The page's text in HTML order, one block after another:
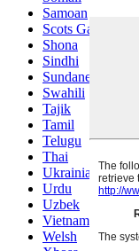
Samoan
Scots Gaelic
Shona
Sindhi
Sundanese
Swahili
Tajik
Tamil
Telugu
Thai
Ukrainian
Urdu
Uzbek
Vietnamese
Welsh